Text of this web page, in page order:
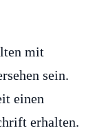
mit
sein.
einen
erhalten.